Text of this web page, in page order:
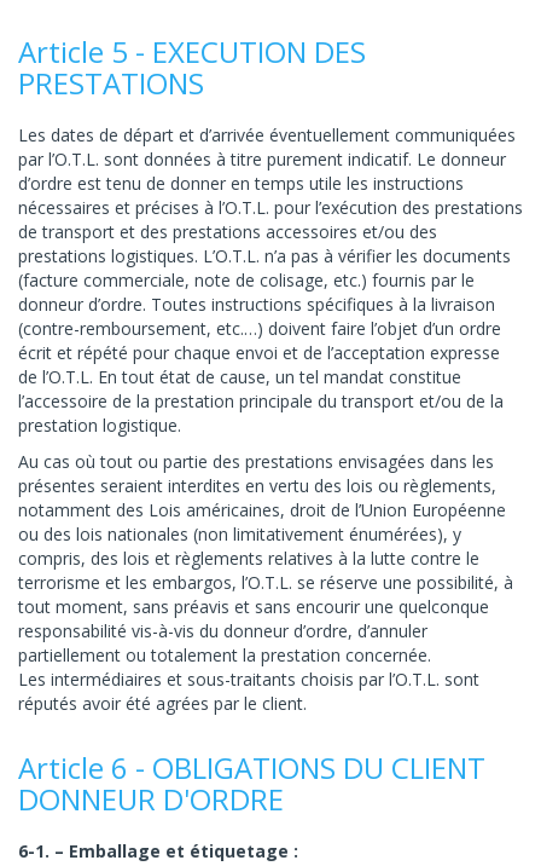
Article 5 - EXECUTION DES
PRESTATIONS
Les dates de départ et d’arrivée éventuellement communiquées
par l’O.T.L. sont données à titre purement indicatif. Le donneur
d’ordre est tenu de donner en temps utile les instructions
nécessaires et précises à l’O.T.L. pour l’exécution des prestations
de transport et des prestations accessoires et/ou des
prestations logistiques. L’O.T.L. n’a pas à vérifier les documents
(facture commerciale, note de colisage, etc.) fournis par le
donneur d’ordre. Toutes instructions spécifiques à la livraison
(contre-remboursement, etc.…) doivent faire l’objet d’un ordre
écrit et répété pour chaque envoi et de l’acceptation expresse
de l’O.T.L. En tout état de cause, un tel mandat constitue
l’accessoire de la prestation principale du transport et/ou de la
prestation logistique.
Au cas où tout ou partie des prestations envisagées dans les
présentes seraient interdites en vertu des lois ou règlements,
notamment des Lois américaines, droit de l’Union Européenne
ou des lois nationales (non limitativement énumérées), y
compris, des lois et règlements relatives à la lutte contre le
terrorisme et les embargos, l’O.T.L. se réserve une possibilité, à
tout moment, sans préavis et sans encourir une quelconque
responsabilité vis-à-vis du donneur d’ordre, d’annuler
partiellement ou totalement la prestation concernée.
Les intermédiaires et sous-traitants choisis par l’O.T.L. sont
réputés avoir été agrées par le client.
Article 6 - OBLIGATIONS DU CLIENT
DONNEUR D'ORDRE
6-1. – Emballage et étiquetage :